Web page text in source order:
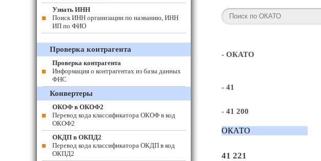
- ОКАТО
- 41
- 41 200
ОКАТО
41 221
Узнать ИНН
Поиск ИНН организации по названию, ИНН
ИП по ФИО
Проверка контрагента
Проверка контрагента
Информация о контрагентах из базы данных
ФНС
Конвертеры
ОКОФ в ОКОФ2
Перевод кода классификатора ОКОФ в код
ОКОФ2
ОКДП в ОКПД2
Перевод кода классификатора ОКДП в код
ОКПД2